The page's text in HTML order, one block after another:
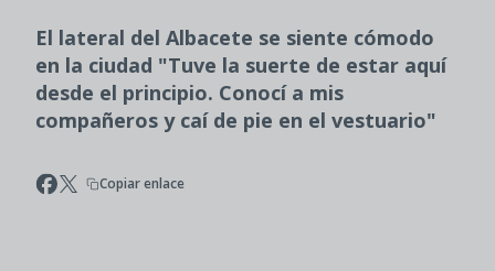
El lateral del Albacete se siente cómodo
en la ciudad "Tuve la suerte de estar aquí
desde el principio. Conocí a mis
compañeros y caí de pie en el vestuario"
Copiar enlace